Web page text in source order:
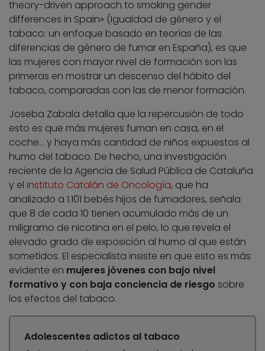
theory-driven approach to smoking gender
differences in Spain» (Igualdad de género y el
tabaco: un enfoque basado en teorías de las
diferencias de género de fumar en España), es que
las mujeres con mayor nivel de formación son las
primeras en mostrar un descenso del hábito del
tabaco, comparadas con las de menor formación.
Joseba Zabala detalla que la repercusión de todo
esto es que más mujeres fuman en casa, en el
coche… y haya más cantidad de niños expuestos al
humo del tabaco. De hecho, una investigación
reciente de la Agencia de Salud Pública de Cataluña
y el Instituto Catalán de Oncología, que ha
analizado a 1.101 bebés hijos de fumadores, señala
que 8 de cada 10 tienen acumulado más de un
miligramo de nicotina en el pelo, lo que revela el
elevado grado de exposición al humo al que están
sometidos. El especialista insiste en que esto es más
evidente en mujeres jóvenes con bajo nivel
formativo y con baja conciencia de riesgo sobre
los efectos del tabaco.
Adolescentes adictos al tabaco